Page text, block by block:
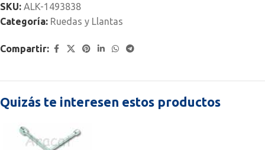
SKU: ALK-1493838
Categoría: Ruedas y Llantas
Compartir:
Quizás te interesen estos productos